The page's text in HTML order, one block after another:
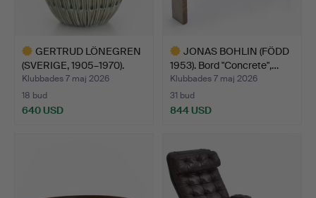
GERTRUD LÖNEGREN
(SVERIGE, 1905–1970).
Vas…
Klubbades 7 maj 2026
18 bud
640 USD
JONAS BOHLIN (FÖDD
1953). Bord "Concrete",…
Klubbades 7 maj 2026
31 bud
844 USD